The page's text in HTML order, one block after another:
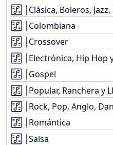
Clásica, Boleros,
Colombiana
Crossover
Electrónica, Hip Hop
Gospel
Popular, Ranchera y
Rock, Pop, Anglo,
Romántica
Salsa